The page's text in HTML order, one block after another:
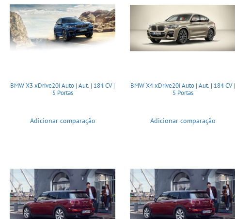
BMW X3 xDrive20i Auto | Aut. | 184 CV |
5 Portas
Adicionar comparação
BMW X4 xDrive20i Auto | Aut. | 184 CV |
5 Portas
Adicionar comparação